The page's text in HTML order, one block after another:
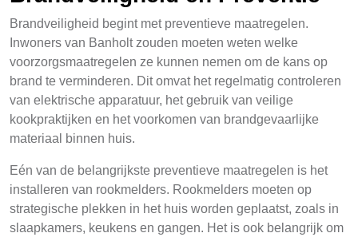
Brandveiligheid begint met preventieve maatregelen.
Inwoners van Banholt zouden moeten weten welke
voorzorgsmaatregelen ze kunnen nemen om de kans op
brand te verminderen. Dit omvat het regelmatig controleren
van elektrische apparatuur, het gebruik van veilige
kookpraktijken en het voorkomen van brandgevaarlijke
materiaal binnen huis.
Eén van de belangrijkste preventieve maatregelen is het
installeren van rookmelders. Rookmelders moeten op
strategische plekken in het huis worden geplaatst, zoals in
slaapkamers, keukens en gangen. Het is ook belangrijk om